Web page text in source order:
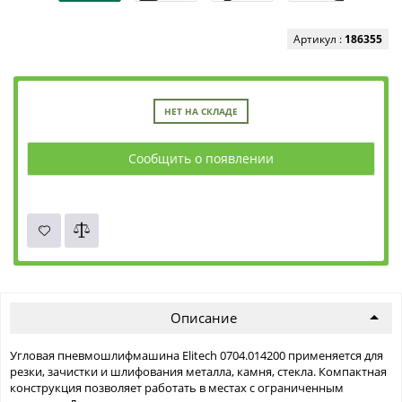
Артикул : 186355
НЕТ НА СКЛАДЕ
Сообщить о появлении
Описание
Угловая пневмошлифмашина Elitech 0704.014200 применяется для
резки, зачистки и шлифования металла, камня, стекла. Компактная
конструкция позволяет работать в местах с ограниченным